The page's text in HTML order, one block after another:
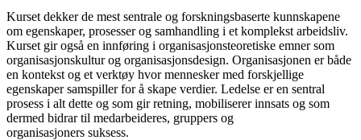
Kurset dekker de mest sentrale og forskningsbaserte kunnskapene
om egenskaper, prosesser og samhandling i et komplekst arbeidsliv.
Kurset gir også en innføring i organisasjonsteoretiske emner som
organisasjonskultur og organisasjonsdesign. Organisasjonen er både
en kontekst og et verktøy hvor mennesker med forskjellige
egenskaper samspiller for å skape verdier. Ledelse er en sentral
prosess i alt dette og som gir retning, mobiliserer innsats og som
dermed bidrar til medarbeideres, gruppers og
organisasjoners suksess.